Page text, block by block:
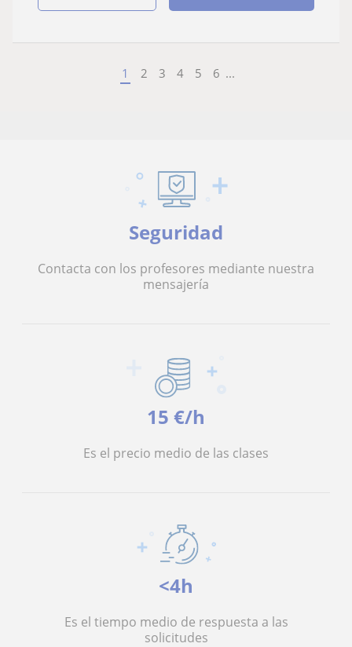
1 2 3 4 5 6 ...
Seguridad
Contacta con los profesores mediante nuestra
mensajería
15 €/h
Es el precio medio de las clases
<4h
Es el tiempo medio de respuesta a las
solicitudes